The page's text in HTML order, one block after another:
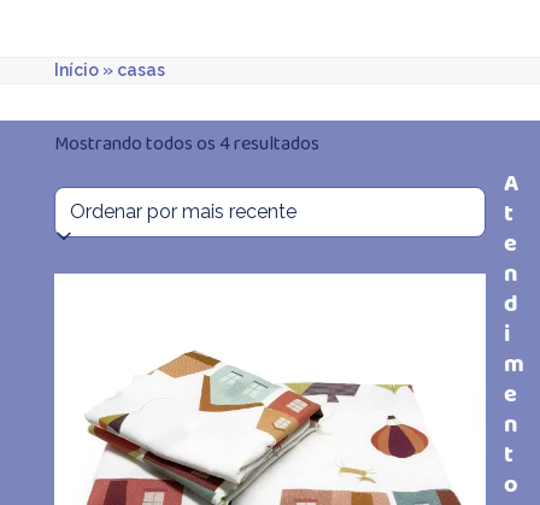
Início» casas
Mostrando todos os 4 resultadosClassificado
por
mais
A
t
e
n
d
i
m
e
n
t
o